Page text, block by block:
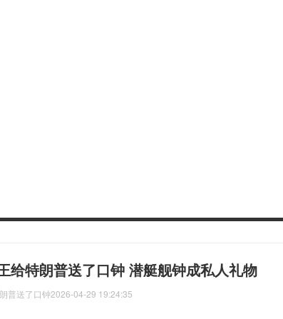
给特朗普送了口钟 潜艇舰钟成私人礼物
普送了口钟2026-04-29 19:24:35